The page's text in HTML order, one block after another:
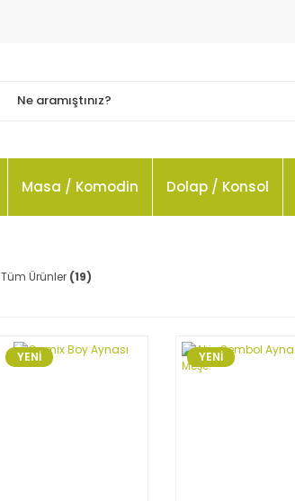
Masa / Komodin Dolap / Konsol
Tüm Ürünler (19)
YENİ YENİ